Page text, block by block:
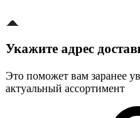
Укажите адрес
Это поможет вам заранее
актуальный ассортимент